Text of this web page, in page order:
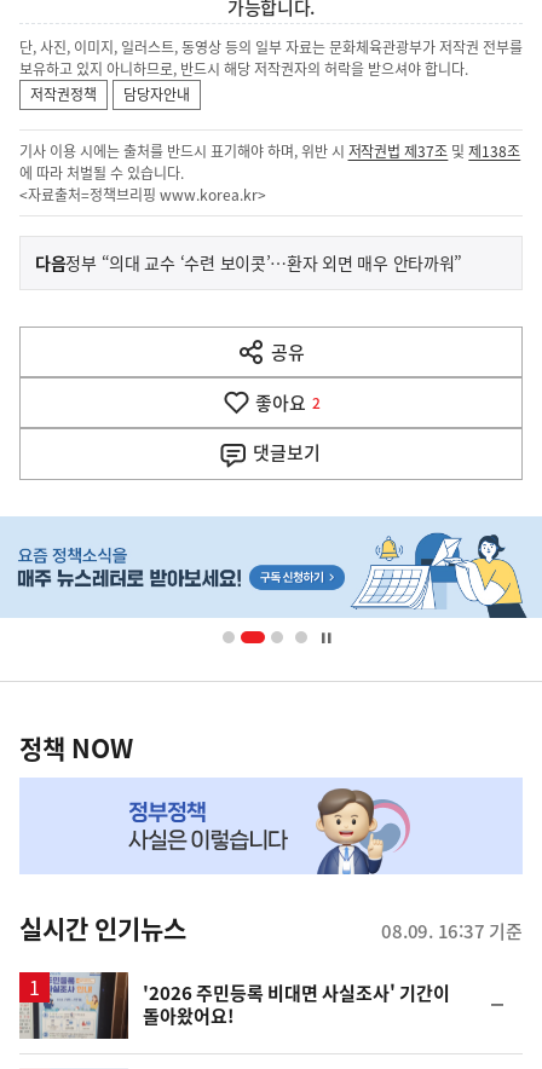
가능합니다.
단, 사진, 이미지, 일러스트, 동영상 등의 일부 자료는 문화체육관광부가 저작권 전부를
보유하고 있지 아니하므로, 반드시 해당 저작권자의 허락을 받으셔야 합니다.
저작권정책
담당자안내
기사 이용 시에는 출처를 반드시 표기해야 하며, 위반 시 저작권법 제37조 및제138조
에 따라 처벌될 수 있습니다.
<자료출처=정책브리핑 www.korea.kr>
이
전
다
음
다음기
사
정부 “의대 교수 ‘수련 보이콧’…환자 외면 매우 안타까워”
공유
열
기
좋아요 2
댓글보기
단
영
책
NOW,
뉴
스
정책 NOW
실시간 인기뉴스 08.09. 16:37 기준
'2026 주민등록 비대면 사실조사' 기간이
돌아왔어요!
일